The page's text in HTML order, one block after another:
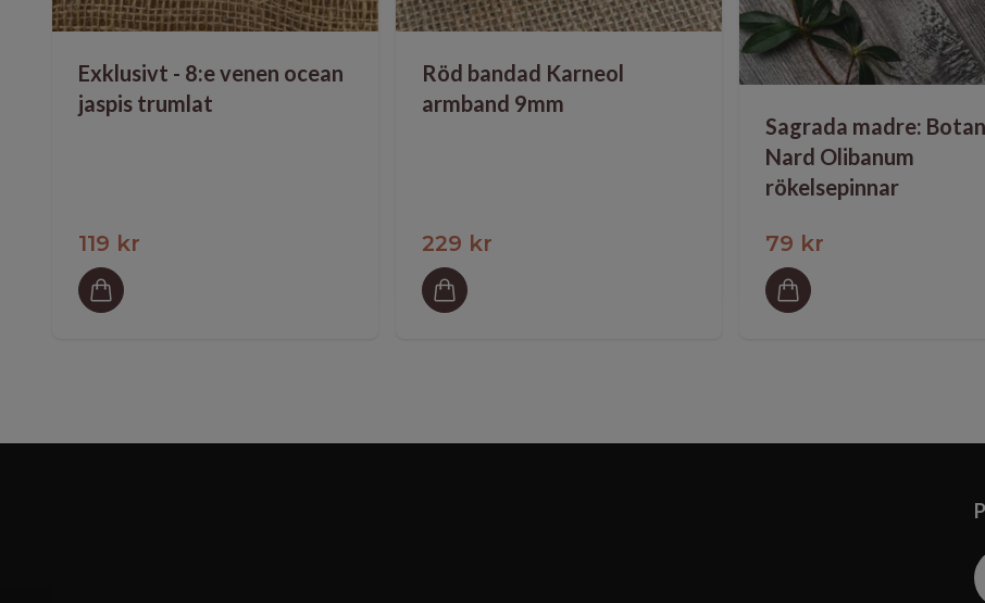
Exklusivt - 8:e venen ocean
jaspis trumlat
119 kr
Röd bandad Karneol
armband 9mm
229 kr
Sagrada madre:
Nard Olibanum
rökelsepinnar
79 kr